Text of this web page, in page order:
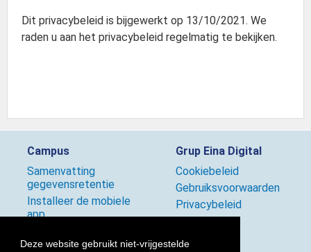
Deze website gebruikt niet-vrijgestelde
Dit privacybeleid is bijgewerkt op 13/10/2021. We
raden u aan het privacybeleid regelmatig te bekijken.
Campus
Samenvatting
gegevensretentie
Installeer de mobiele
app
Grup Eina Digital
Cookiebeleid
Gebruiksvoorwaarden
Privacybeleid